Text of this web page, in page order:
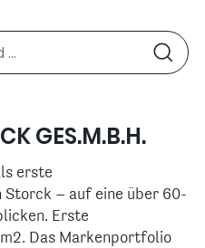
GES.M.B.H.
erste
Storck – auf eine über 60-
Erste
Das Markenportfolio